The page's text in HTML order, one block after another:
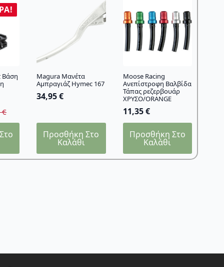
Βάση
€
Magura Μανέτα
Αμπραγιάζ Hymec 167
34,95€
Προσθήκη Στο
Καλάθι
Moose Racing
Ανεπίστροφη Βαλβίδα
Τάπας ρεζερβουάρ
ΧΡΥΣΟ/ORANGE
11,35€
Προσθήκη Στο
Καλάθι